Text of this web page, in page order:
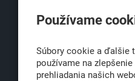
Používame
Súbory cookie a ďalšie
používame na
prehliadania našich